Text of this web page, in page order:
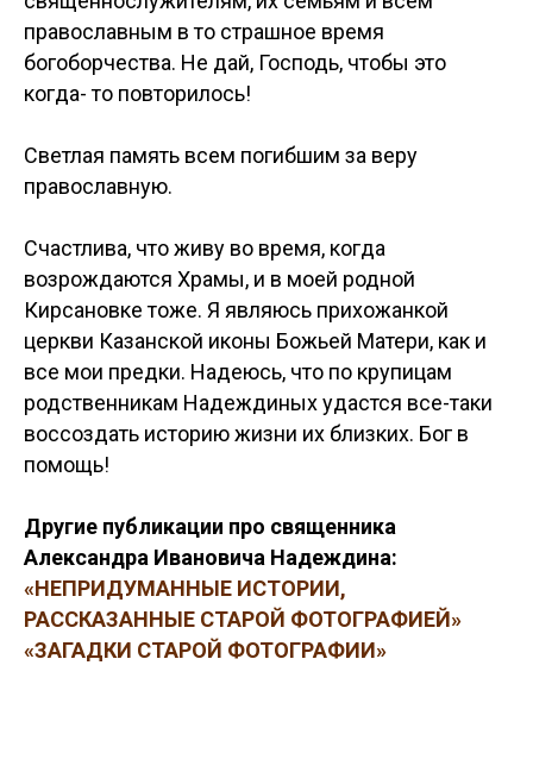
православным в то страшное время
богоборчества. Не дай, Господь, чтобы это
когда- то повторилось!
Светлая память всем погибшим за веру
православную.
Счастлива, что живу во время, когда
возрождаются Храмы, и в моей родной
Кирсановке тоже. Я являюсь прихожанкой
церкви Казанской иконы Божьей Матери, как и
все мои предки. Надеюсь, что по крупицам
родственникам Надеждиных удастся все-таки
воссоздать историю жизни их близких. Бог в
помощь!
Другие публикации про священника
Александра Ивановича Надеждина:
«НЕПРИДУМАННЫЕ ИСТОРИИ,
РАССКАЗАННЫЕ СТАРОЙ ФОТОГРАФИЕЙ»
«ЗАГАДКИ СТАРОЙ ФОТОГРАФИИ»